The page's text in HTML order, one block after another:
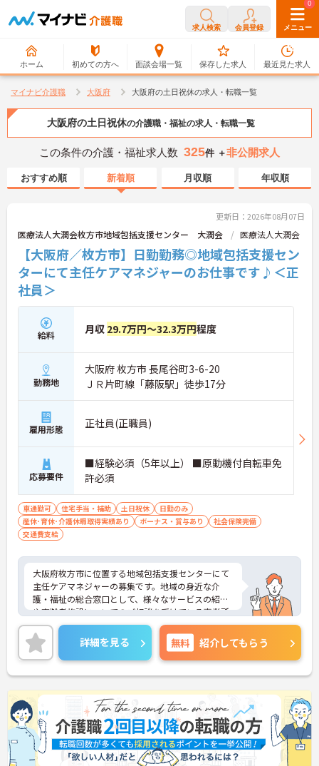
求人検索 会員登録 メニュー
ホーム 初めての方へ 面談会場一覧
0
保存した求人
0
最近見た求人
マイナビ介護職 大阪府 大阪府の土日祝休の求人・転職一覧
大阪府の土日祝休の介護職・福祉の求人・転職一覧
この条件の介護・福祉求人数 325件 ＋非公開求人
おすすめ順 新着順 月収順 年収順
更新日：2026年08月07日
医療法人大潤会枚方市地域包括支援センター 大潤会 医療法人大潤会
【大阪府／枚方市】日勤勤務◎地域包括支援セン
ターにて主任ケアマネジャーのお仕事です♪＜正
社員＞
給料 月収 29.7万円～32.3万円程度
勤務地
大阪府 枚方市 長尾谷町3-6-20
ＪＲ片町線「藤阪駅」徒歩17分
雇用形態 正社員(正職員)
応募要件
■経験必須（5年以上） ■原動機付自転車免
許必須
車通勤可 住宅手当・補助 土日祝休
日勤のみ
産休･育休･介護休暇取得実績あり
ボーナス・賞与あり
社会保険完備
交通費支給
大阪府枚方市に位置する地域包括支援センターにて
主任ケアマネジャーの募集です。地域の身近な介
護・福祉の総合窓口として、様々なサービスの紹介
や高齢者施設についてのご相談を受けている事業所
です。
年間休日は107日・リフレッシュ休暇などもあり、
プライベートを大切にしながらご勤務いただけま
す。
ご興味のある方には、面接対策ポイントなど、さら
に詳細をお話しいたしますのでお気軽にご相談くだ
さい！
詳細を見る 無料 紹介してもらう